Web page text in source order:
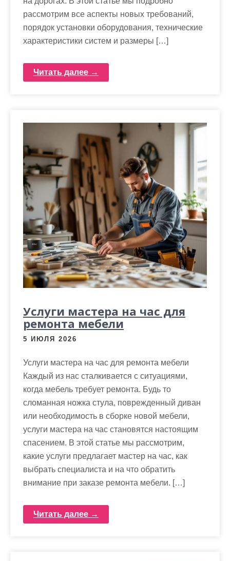
рассмотрим все аспекты новых требований,
порядок установки оборудования, технические
характеристики систем и размеры […]
Читать далее →
Услуги мастера на час для
ремонта мебели
5 ИЮЛЯ 2026
Услуги мастера на час для ремонта мебели
Каждый из нас сталкивается с ситуациями,
когда мебель требует ремонта. Будь то
сломанная ножка стула, поврежденный диван
или необходимость в сборке новой мебели,
услуги мастера на час становятся настоящим
спасением. В этой статье мы рассмотрим,
какие услуги предлагает мастер на час, как
выбрать специалиста и на что обратить
внимание при заказе ремонта мебели. […]
Читать далее →